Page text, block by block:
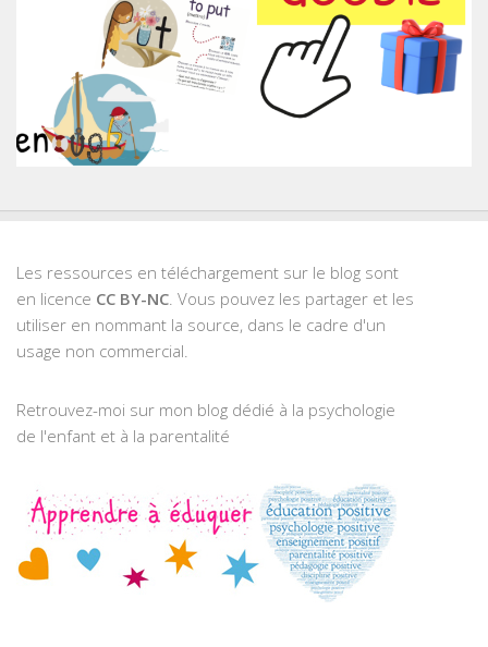
Les ressources en téléchargement sur le blog sont
en licence CC BY-NC . Vous pouvez les partager et les
utiliser en nommant la source, dans le cadre d'un
usage non commercial.
Retrouvez-moi sur mon blog dédié à la psychologie
de l'enfant et à la parentalité